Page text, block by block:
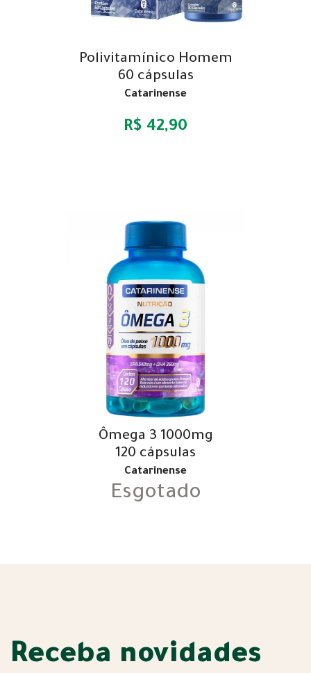
Polivitamínico Homem
60 cápsulas
Catarinense
R$ 42,90
Ômega 3 1000mg
120 cápsulas
Catarinense
Esgotado
Receba novidades